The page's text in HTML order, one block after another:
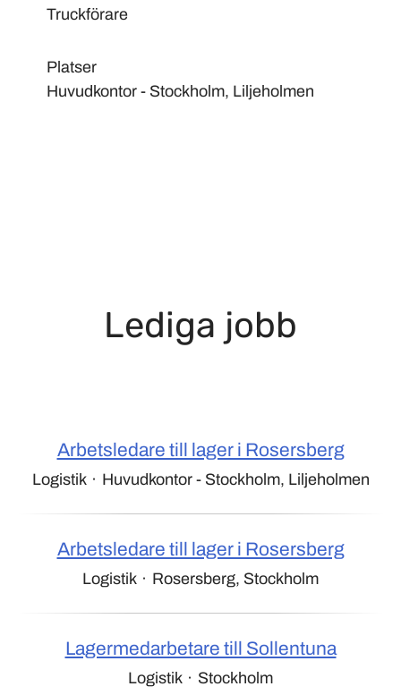
Truckförare
Platser
Huvudkontor - Stockholm, Liljeholmen
Lediga jobb
Arbetsledare till lager i Rosersberg
Logistik · Huvudkontor - Stockholm, Liljeholmen
Arbetsledare till lager i Rosersberg
Logistik · Rosersberg, Stockholm
Lagermedarbetare till Sollentuna
Logistik · Stockholm